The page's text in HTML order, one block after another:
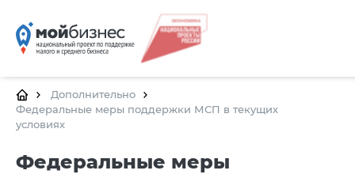
Дополнительно
Федеральные меры поддержки МСП в текущих
условиях
Федеральные меры